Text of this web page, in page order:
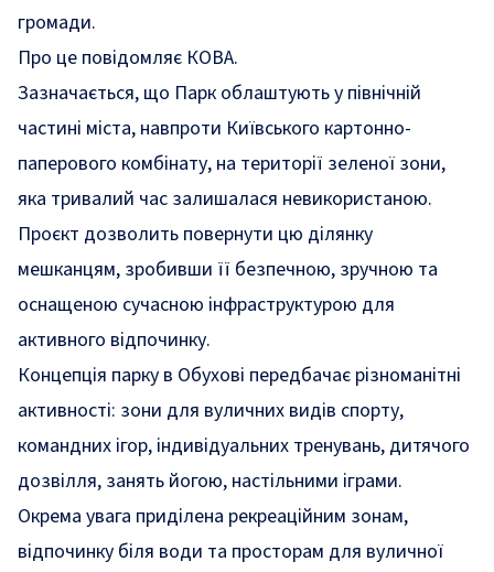
громади.
Про це повідомляє КОВА.
Зазначається, що Парк облаштують у північній
частині міста, навпроти Київського картонно-
паперового комбінату, на території зеленої зони,
яка тривалий час залишалася невикористаною.
Проєкт дозволить повернути цю ділянку
мешканцям, зробивши її безпечною, зручною та
оснащеною сучасною інфраструктурою для
активного відпочинку.
Концепція парку в Обухові передбачає різноманітні
активності: зони для вуличних видів спорту,
командних ігор, індивідуальних тренувань, дитячого
дозвілля, занять йогою, настільними іграми.
Окрема увага приділена рекреаційним зонам,
відпочинку біля води та просторам для вуличної